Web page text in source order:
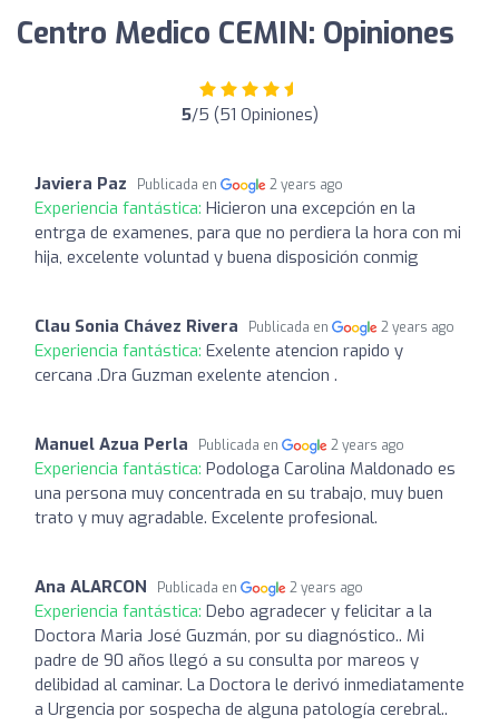
Centro Medico CEMIN: Opiniones
5/5 (51 Opiniones)
Javiera Paz Publicada en 2 years ago
Experiencia fantástica: Hicieron una excepción en la
entrga de examenes, para que no perdiera la hora con mi
hija, excelente voluntad y buena disposición conmig
Clau Sonia Chávez Rivera Publicada en 2 years ago
Experiencia fantástica: Exelente atencion rapido y
cercana .Dra Guzman exelente atencion .
Manuel Azua Perla Publicada en 2 years ago
Experiencia fantástica: Podologa Carolina Maldonado es
una persona muy concentrada en su trabajo, muy buen
trato y muy agradable. Excelente profesional.
Ana ALARCON Publicada en 2 years ago
Experiencia fantástica: Debo agradecer y felicitar a la
Doctora Maria José Guzmán, por su diagnóstico.. Mi
padre de 90 años llegó a su consulta por mareos y
delibidad al caminar. La Doctora le derivó inmediatamente
a Urgencia por sospecha de alguna patología cerebral..